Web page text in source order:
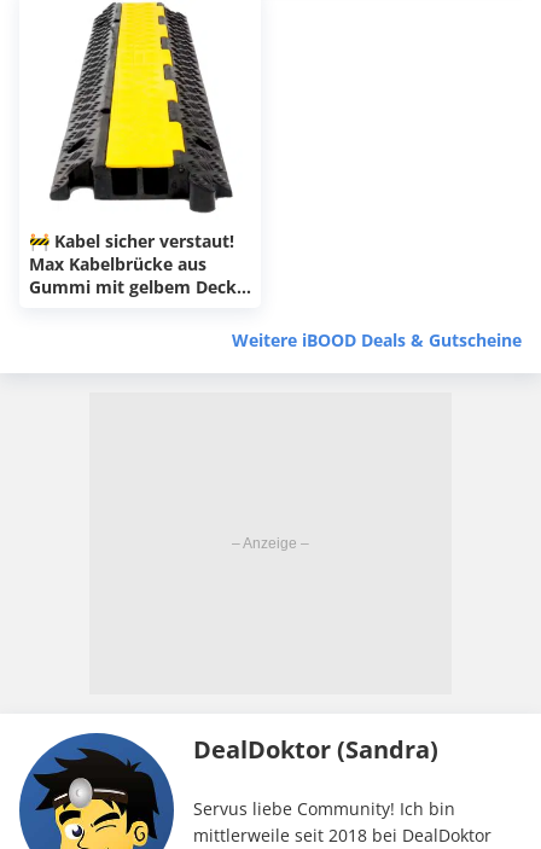
🚧 Kabel sicher verstaut!
Max Kabelbrücke aus
Gummi mit gelbem Deckel
Weitere iBOOD Deals & Gutscheine
DealDoktor (Sandra)
Servus liebe Community! Ich bin
mittlerweile seit 2018 bei DealDoktor